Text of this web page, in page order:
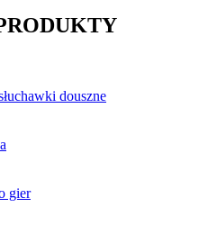
douszne
gier